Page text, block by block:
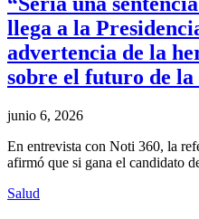
llega a la
advertencia de la
sobre el futuro de
junio 6, 2026
En entrevista con Noti 360, la
afirmó que si gana el candidato
Salud